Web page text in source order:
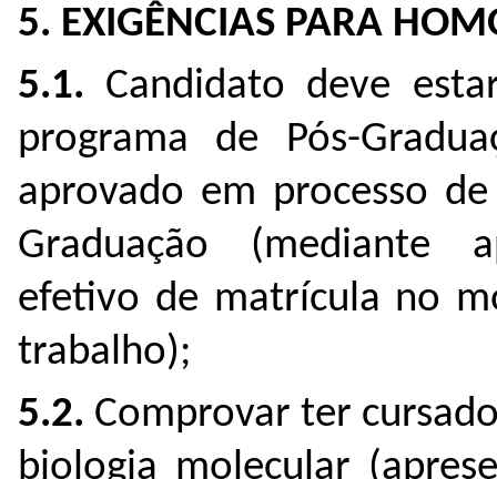
5. EXIGÊNCIAS PARA
5.1. Candidato deve
programa de Pós-
aprovado em processo
Graduação (mediante
efetivo de matrícula no
trabalho);
5.2. Comprovar ter
biologia molecular